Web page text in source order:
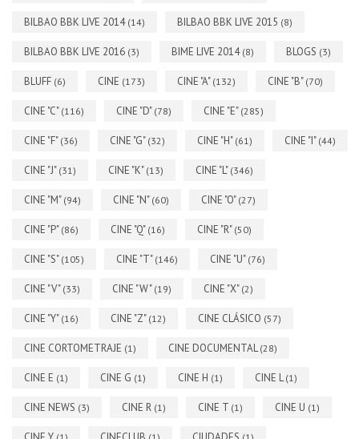
BILBAO BBK LIVE 2014 (14) BILBAO BBK LIVE 2015 (8)
BILBAO BBK LIVE 2016 (3) BIME LIVE 2014 (8) BLOGS (3)
BLUFF (6) CINE (173) CINE "A" (132) CINE "B" (70)
CINE "C" (116) CINE "D" (78) CINE "E" (285)
CINE "F" (36) CINE "G" (32) CINE "H" (61) CINE "I" (44)
CINE "J" (31) CINE "K" (13) CINE "L" (346)
CINE "M" (94) CINE "N" (60) CINE "O" (27)
CINE "P" (86) CINE "Q" (16) CINE "R" (50)
CINE "S" (105) CINE "T" (146) CINE "U" (76)
CINE "V" (33) CINE "W" (19) CINE "X" (2)
CINE "Y" (16) CINE "Z" (12) CINE CLÁSICO (57)
CINE CORTOMETRAJE (1) CINE DOCUMENTAL(28)
CINE E (1) CINE G (1) CINE H (1) CINE L(1)
CINE NEWS (3) CINE R (1) CINE T (1) CINE U (1)